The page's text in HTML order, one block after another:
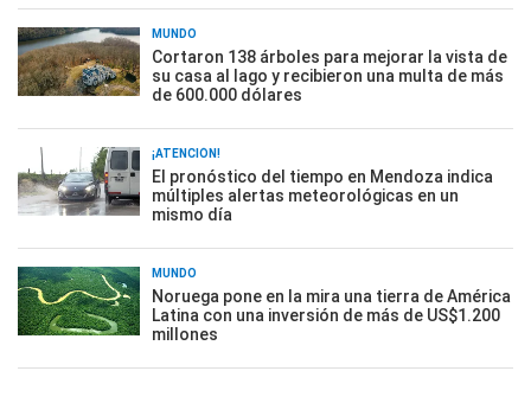
MUNDO
Cortaron 138 árboles para mejorar la vista de
su casa al lago y recibieron una multa de más
de 600.000 dólares
¡ATENCIÓN!
El pronóstico del tiempo en Mendoza indica
múltiples alertas meteorológicas en un
mismo día
MUNDO
Noruega pone en la mira una tierra de América
Latina con una inversión de más de US$1.200
millones